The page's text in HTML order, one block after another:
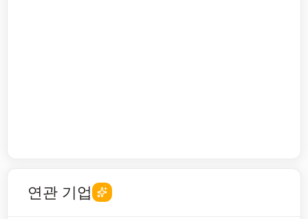
연관 기업